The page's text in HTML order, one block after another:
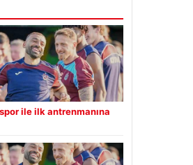
ile ilk antrenmanına